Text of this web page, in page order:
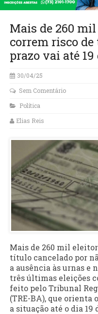
Mais de 260
correm risco
prazo vai até
30/04/25
Sem Comentário
Política
Elias Reis
Mais de 260 mil
título cancelado por
a ausência às urnas e
três últimas eleições
feito pelo Tribunal
(TRE-BA), que orienta
a situação até o dia 19